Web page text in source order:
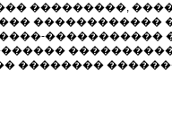
���������,
������������
�����������
��������